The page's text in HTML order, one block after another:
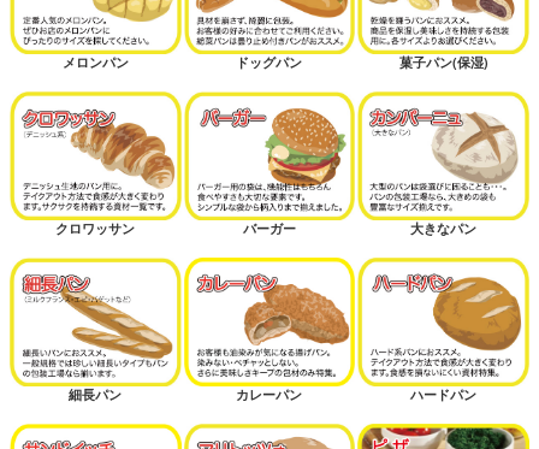
メロンパン ドッグパン 菓子パン(保湿)
クロワッサン バーガー 大きなパン
細長パン カレーパン ハードパン